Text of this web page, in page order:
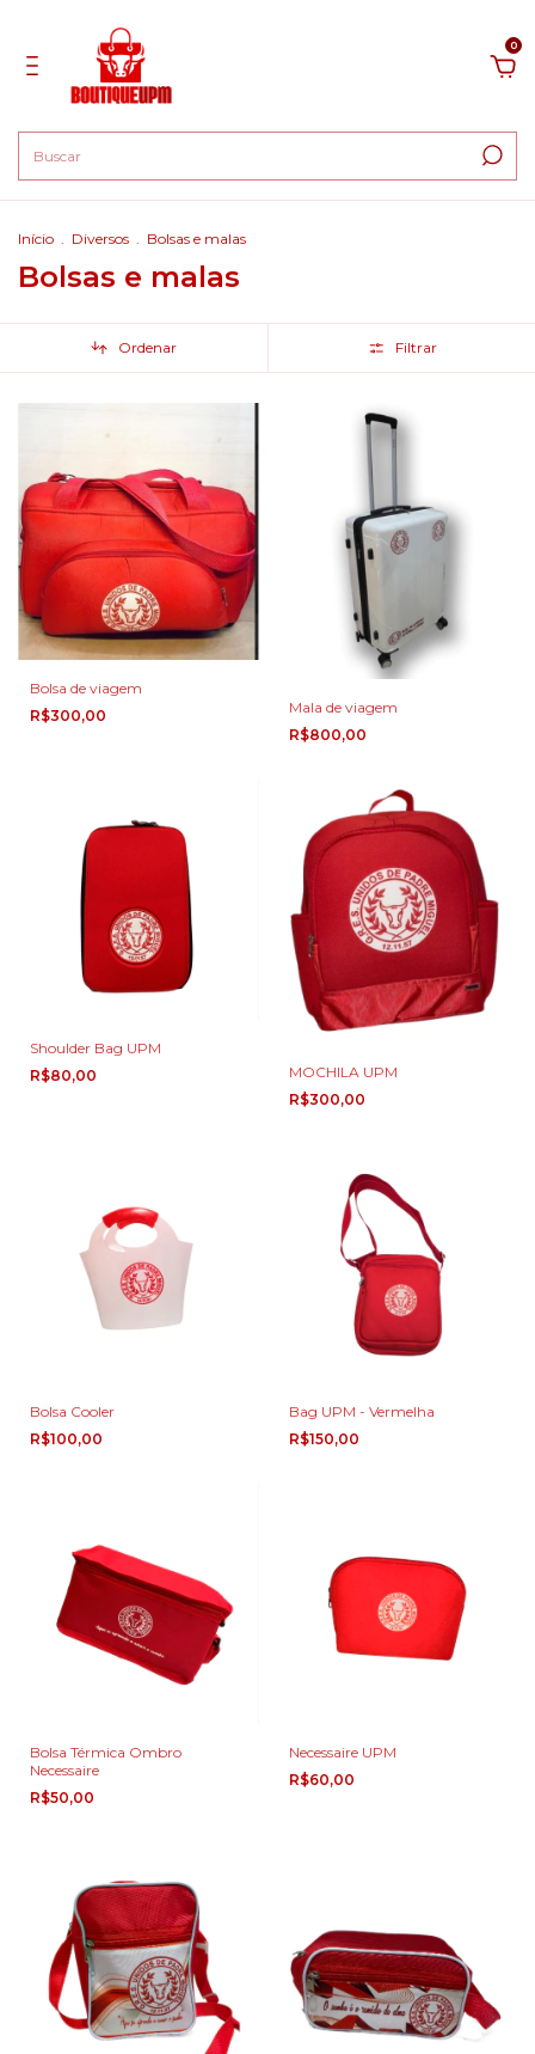
0
Início . Diversos . Bolsas e malas
Bolsas e malas
Ordenar Filtrar
Bolsa de viagem
R$300,00
Mala de viagem
R$800,00
Shoulder Bag UPM
R$80,00
MOCHILA UPM
R$300,00
Bolsa Cooler
R$100,00
Bag UPM - Vermelha
R$150,00
Bolsa Térmica Ombro
Necessaire
R$50,00
Necessaire UPM
R$60,00